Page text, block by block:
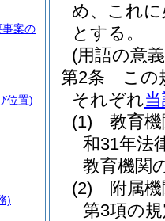
め、これ
とする。
(用語の意
第2条
この
それぞれ
(1)
教育
和31年法
教育機関
(2)
附属
第3項の
案の
位置)
)